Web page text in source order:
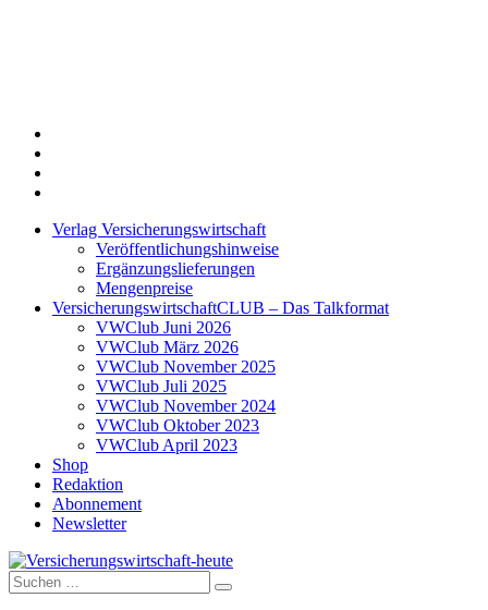
Verlag Versicherungswirtschaft
Veröffentlichungshinweise
Ergänzungslieferungen
Mengenpreise
VersicherungswirtschaftCLUB – Das Talkformat
VWClub Juni 2026
VWClub März 2026
VWClub November 2025
VWClub Juli 2025
VWClub November 2024
VWClub Oktober 2023
VWClub April 2023
Shop
Redaktion
Abonnement
Newsletter
Versicherungswirtschaft-heute
Suche
nach: